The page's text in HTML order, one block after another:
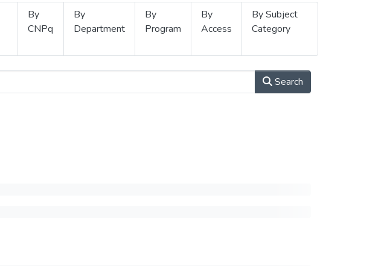
By
CNPq
By
Department
By
Program
By
Access
By Subject
Category
Search